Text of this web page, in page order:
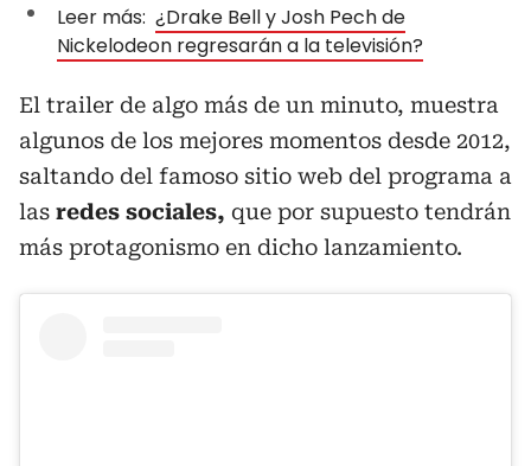
Leer más: ¿Drake Bell y Josh Pech de
Nickelodeon regresarán a la televisión?
El trailer de algo más de un minuto, muestra
algunos de los mejores momentos desde 2012,
saltando del famoso sitio web del programa a
las redes sociales, que por supuesto tendrán
más protagonismo en dicho lanzamiento.